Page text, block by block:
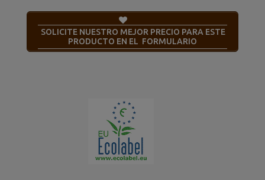
SOLICITE NUESTRO MEJOR PRECIO PARA ESTE
PRODUCTO EN EL FORMULARIO